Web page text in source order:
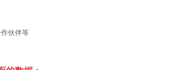
伙伴等